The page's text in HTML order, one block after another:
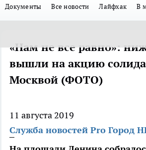
Документы Все новости Лайфхак В
«Нам не все равно»:
вышли на акцию
Москвой (ФОТО)
11 августа 2019
Служба новостей Pro Город